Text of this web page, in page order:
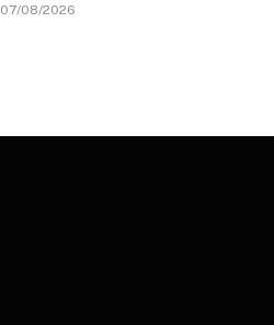
07/08/2026